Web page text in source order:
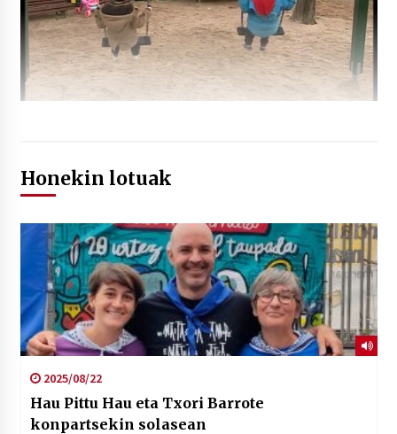
Honekin lotuak
2025/08/22
Hau Pittu Hau eta Txori Barrote
konpartsekin solasean